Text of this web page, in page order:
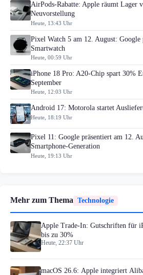
AirPods-Rabatte: Apple räumt Lager
Neuvorstellung
Heute, 13:43 Uhr
Pixel Watch 5 am 12. August:
Smartwatch
Heute, 00:59 Uhr
iPhone 18 Pro: A20-Chip spart 30%
September
Heute, 12:03 Uhr
Android 17: Motorola startet
Heute, 18:19 Uhr
Pixel 11: Google präsentiert am 12.
Smartphone-Generation
Heute, 19:13 Uhr
Mehr zum Thema Technologie
Apple Trade-In: Gutschriften für
bis zu 30%
Heute, 22:37 Uhr
macOS 26.6: Apple integriert